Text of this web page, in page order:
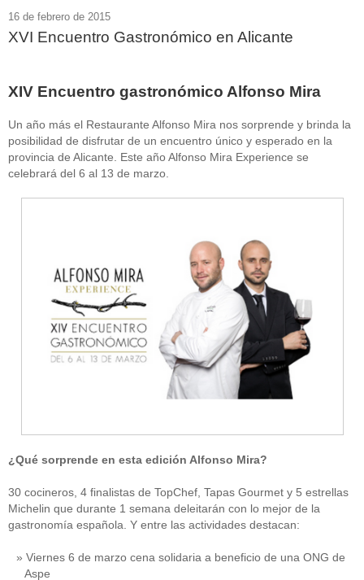
16 de febrero de 2015
XVI Encuentro Gastronómico en Alicante
XIV Encuentro gastronómico Alfonso Mira
Un año más el Restaurante Alfonso Mira nos sorprende y brinda la
posibilidad de disfrutar de un encuentro único y esperado en la
provincia de Alicante. Este año Alfonso Mira Experience se
celebrará del 6 al 13 de marzo.
¿Qué sorprende en esta edición Alfonso Mira?
30 cocineros, 4 finalistas de TopChef, Tapas Gourmet y 5 estrellas
Michelin que durante 1 semana deleitarán con lo mejor de la
gastronomía española. Y entre las actividades destacan:
Viernes 6 de marzo cena solidaria a beneficio de una ONG de
Aspe